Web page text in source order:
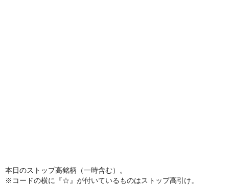
本日のストップ高銘柄（一時含む）。
※コードの横に『☆』が付いているものはストップ高引け。